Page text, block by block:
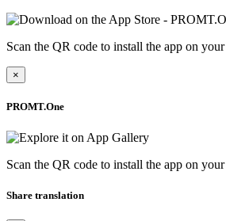
Scan the QR code to install the app on
×
PROMT.One
Scan the QR code to install the app on
Share translation